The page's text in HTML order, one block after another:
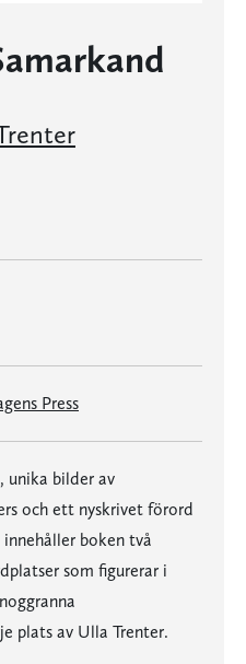
Press
unika bilder av
och ett nyskrivet förord
boken två
som figurerar i
plats av Ulla Trenter.